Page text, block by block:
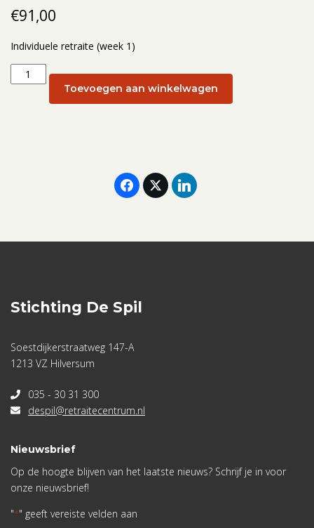
€91,00
Individuele retraite (week 1)
Individuele
retraite
Toevoegen aan winkelwagen
Stichting De Spil
Soestdijkerstraatweg 147-A
1213 VZ Hilversum
035 - 30 31 300
despil@retraitecentrum.nl
Nieuwsbrief
Op de hoogte blijven van het laatste nieuws? Schrijf je in voor
onze nieuwsbrief!
"*" geeft vereiste velden aan